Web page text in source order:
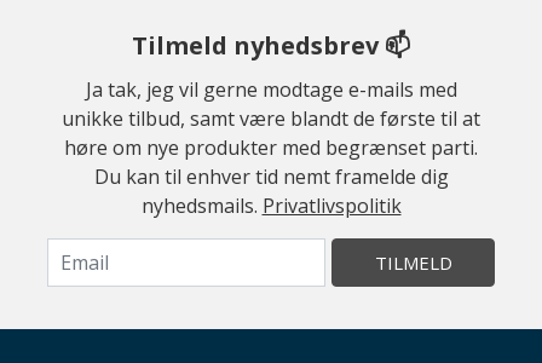
Tilmeld nyhedsbrev 📫
Ja tak, jeg vil gerne modtage e-mails med
unikke tilbud, samt være blandt de første til at
høre om nye produkter med begrænset parti.
Du kan til enhver tid nemt framelde dig
nyhedsmails. Privatlivspolitik
TILMELD